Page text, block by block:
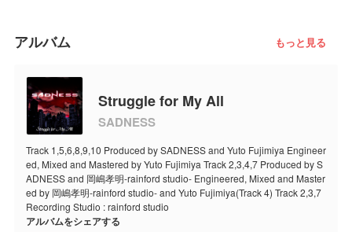
アルバム もっと見る
Struggle for My All
SADNESS
Track 1,5,6,8,9,10 Produced by SADNESS and Yuto Fujimiya Engineer
ed, Mixed and Mastered by Yuto Fujimiya Track 2,3,4,7 Produced by S
ADNESS and 岡嶋孝明-rainford studio- Engineered, Mixed and Master
ed by 岡嶋孝明-rainford studio- and Yuto Fujimiya(Track 4) Track 2,3,7
Recording Studio : rainford studio
アルバムをシェアする